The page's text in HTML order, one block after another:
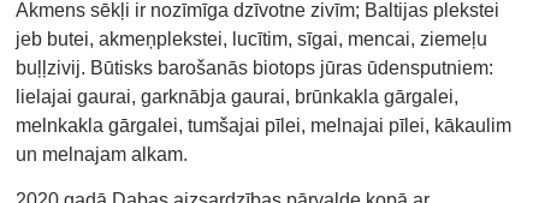
Akmens sēkļi ir nozīmīga dzīvotne zivīm; Baltijas plekstei
jeb butei, akmeņplekstei, lucītim, sīgai, mencai, ziemeļu
buļļzivij. Būtisks barošanās biotops jūras ūdensputniem:
lielajai gaurai, garknābja gaurai, brūnkakla gārgalei,
melnkakla gārgalei, tumšajai pīlei, melnajai pīlei, kākaulim
un melnajam alkam.